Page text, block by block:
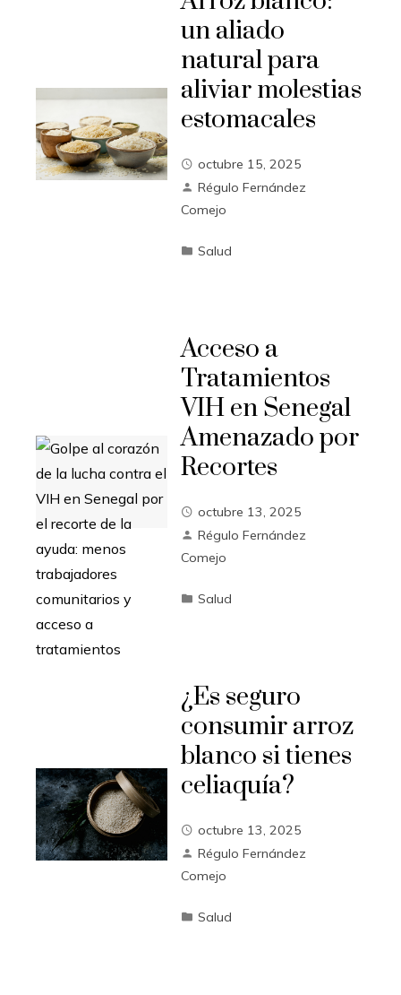
un aliado
natural para
aliviar molestias
estomacales
octubre 15, 2025
Régulo Fernández
Comejo
Salud
Acceso a
Tratamientos
VIH en Senegal
Amenazado por
Recortes
octubre 13, 2025
Régulo Fernández
Comejo
Salud
¿Es seguro
consumir arroz
blanco si tienes
celiaquía?
octubre 13, 2025
Régulo Fernández
Comejo
Salud